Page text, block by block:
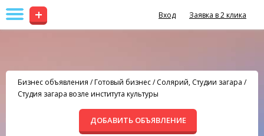
+ Вход Заявка в 2 клика
Бизнес объявления /Готовый бизнес/Солярий, Студии загара /
Студия загара возле института культуры
ДОБАВИТЬ ОБЪЯВЛЕНИЕ